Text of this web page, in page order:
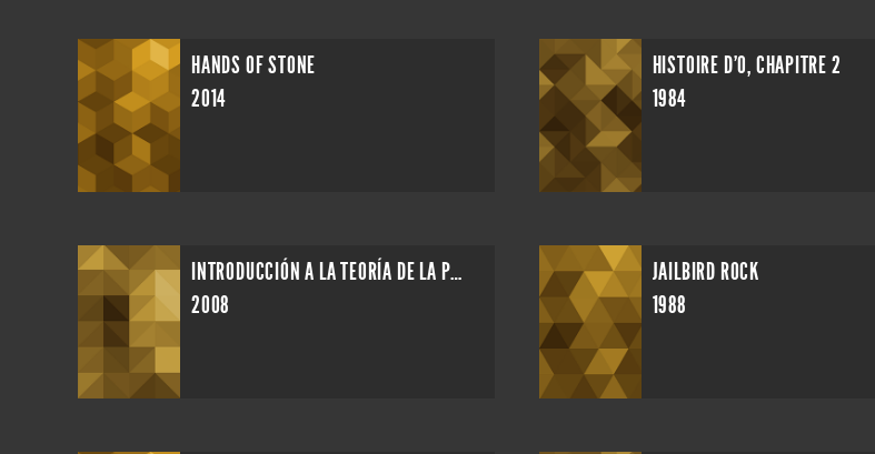
HANDS OF STONE
2014
HISTOIRE D'O, CHAPITRE 2
1984
INTRODUCCIÓN A LA TEORÍA DE LA PROBABILIDAD
2008
JAILBIRD ROCK
1988